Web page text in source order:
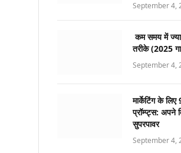
September 4,
कम समय में
तरीके (2025
September 4,
मार्केटिंग के
प्रॉम्प्ट्स:
सुपरपावर
September 4,